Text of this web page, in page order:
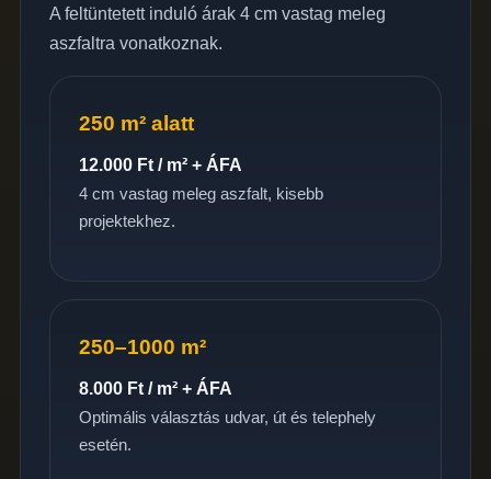
A feltüntetett induló árak 4 cm vastag meleg
aszfaltra vonatkoznak.
250 m² alatt
12.000 Ft / m² + ÁFA
4 cm vastag meleg aszfalt, kisebb
projektekhez.
250–1000 m²
8.000 Ft / m² + ÁFA
Optimális választás udvar, út és telephely
esetén.